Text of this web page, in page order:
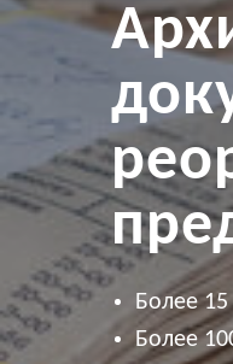
Более 15
Более